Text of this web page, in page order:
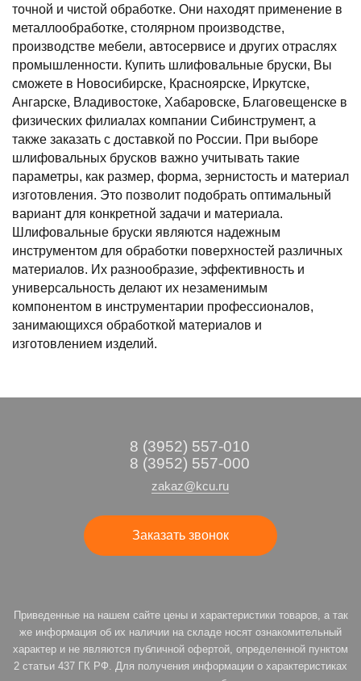
точной и чистой обработке. Они находят применение в
металлообработке, столярном производстве,
производстве мебели, автосервисе и других отраслях
промышленности. Купить шлифовальные бруски, Вы
сможете в Новосибирске, Красноярске, Иркутске,
Ангарске, Владивостоке, Хабаровске, Благовещенске в
физических филиалах компании Сибинструмент, а
также заказать с доставкой по России. При выборе
шлифовальных брусков важно учитывать такие
параметры, как размер, форма, зернистость и материал
изготовления. Это позволит подобрать оптимальный
вариант для конкретной задачи и материала.
Шлифовальные бруски являются надежным
инструментом для обработки поверхностей различных
материалов. Их разнообразие, эффективность и
универсальность делают их незаменимым
компонентом в инструментарии профессионалов,
занимающихся обработкой материалов и
изготовлением изделий.
8 (3952) 557-010
8 (3952) 557-000
zakaz@kcu.ru
Заказать звонок
Приведенные на нашем сайте цены и характеристики товаров, а так
же информация об их наличии на складе носят ознакомительный
характер и не являются публичной офертой, определенной пунктом
2 статьи 437 ГК РФ. Для получения информации о характеристиках